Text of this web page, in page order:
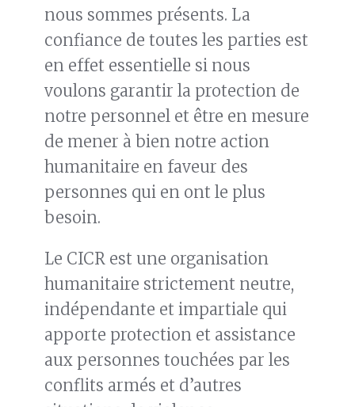
nous sommes présents. La
confiance de toutes les parties est
en effet essentielle si nous
voulons garantir la protection de
notre personnel et être en mesure
de mener à bien notre action
humanitaire en faveur des
personnes qui en ont le plus
besoin.
Le CICR est une organisation
humanitaire strictement neutre,
indépendante et impartiale qui
apporte protection et assistance
aux personnes touchées par les
conflits armés et d’autres